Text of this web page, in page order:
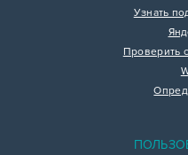
Узнать
Проверить